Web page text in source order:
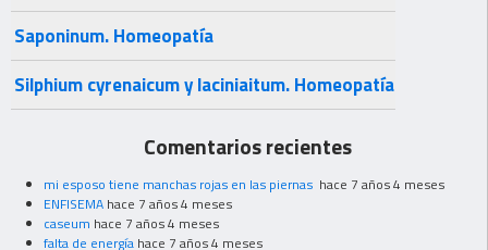
Saponinum. Homeopatía
Silphium cyrenaicum y laciniaitum. Homeopatía
Comentarios recientes
mi esposo tiene manchas rojas en las piernas hace 7 años 4 meses
ENFISEMA hace 7 años 4 meses
caseum hace 7 años 4 meses
falta de energía hace 7 años 4 meses